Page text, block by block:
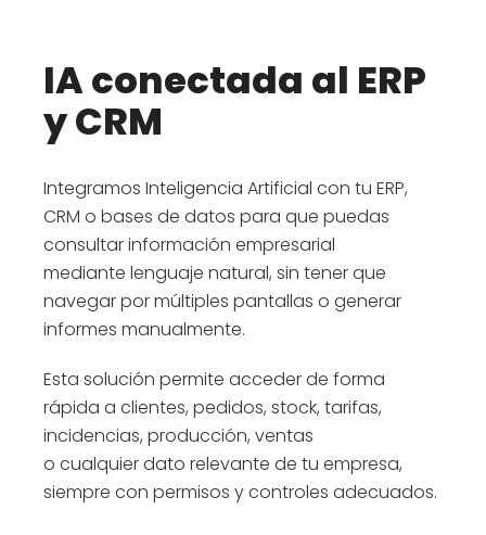
IA conectada al ERP
y CRM
Integramos Inteligencia Artificial con tu ERP,
CRM o bases de datos para que puedas
consultar información empresarial
mediante lenguaje natural, sin tener que
navegar por múltiples pantallas o generar
informes manualmente.
Esta solución permite acceder de forma
rápida a clientes, pedidos, stock, tarifas,
incidencias, producción, ventas
o cualquier dato relevante de tu empresa,
siempre con permisos y controles adecuados.